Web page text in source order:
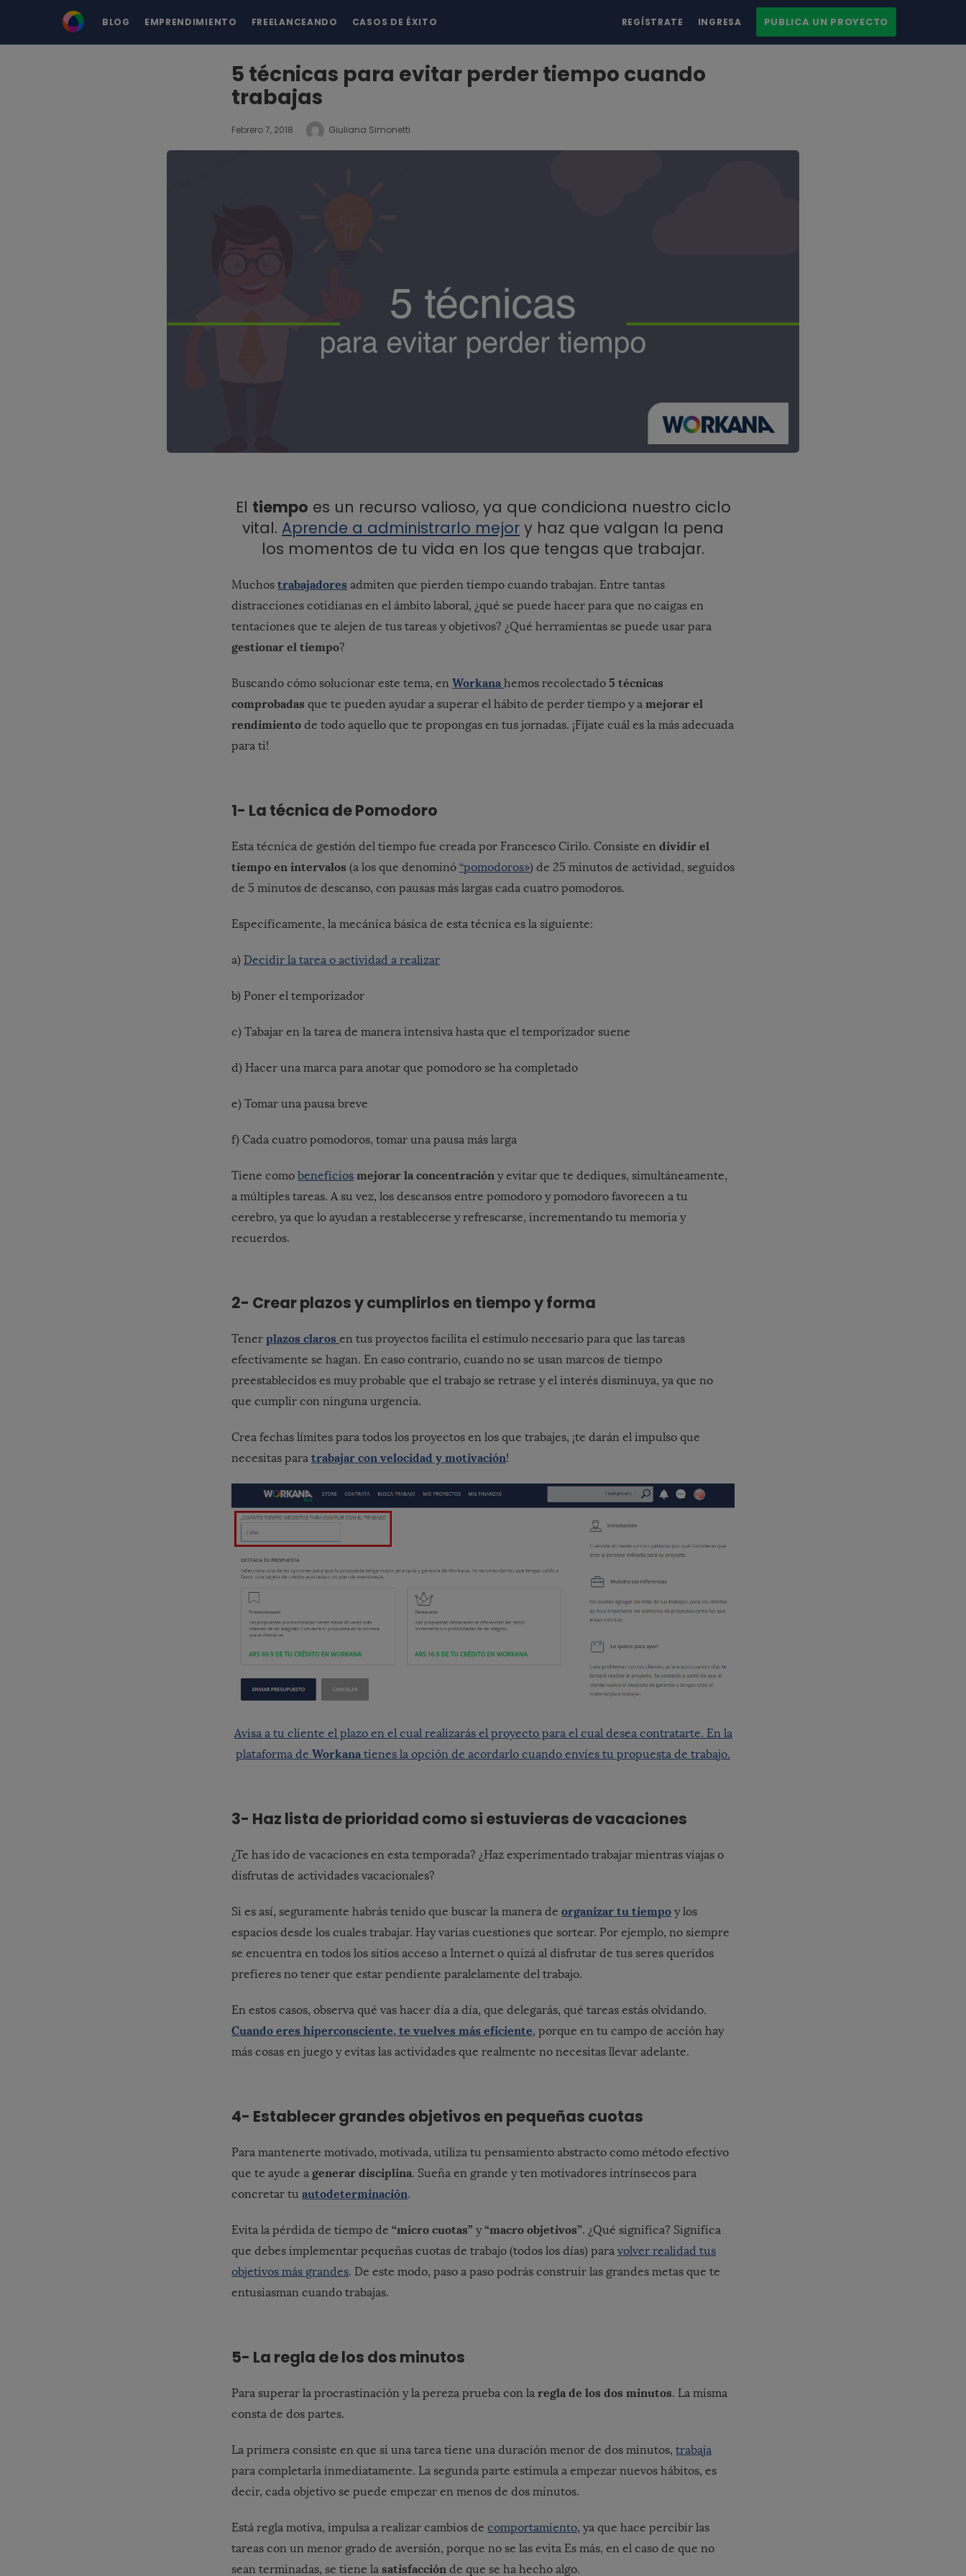
BLOG EMPRENDIMIENTO FREELANCEANDO CASOS DE ÉXITO REGÍSTRATE INGRESA PUBLICA UN PROYECTO
5 técnicas para evitar perder tiempo cuando
trabajas
Febrero 7, 2018 Giuliana Simonetti
El tiempo es un recurso valioso, ya que condiciona nuestro ciclo
vital. Aprende a administrarlo mejor y haz que valgan la pena
los momentos de tu vida en los que tengas que trabajar.
Muchos trabajadores admiten que pierden tiempo cuando trabajan. Entre tantas
distracciones cotidianas en el ámbito laboral, ¿qué se puede hacer para que no caigas en
tentaciones que te alejen de tus tareas y objetivos? ¿Qué herramientas se puede usar para
gestionar el tiempo?
Buscando cómo solucionar este tema, en Workana hemos recolectado 5 técnicas
comprobadas que te pueden ayudar a superar el hábito de perder tiempo y a mejorar el
rendimiento de todo aquello que te propongas en tus jornadas. ¡Fíjate cuál es la más adecuada
para ti!
1- La técnica de Pomodoro
Esta técnica de gestión del tiempo fue creada por Francesco Cirilo. Consiste en dividir el
tiempo en intervalos (a los que denominó “pomodoros») de 25 minutos de actividad, seguidos
de 5 minutos de descanso, con pausas más largas cada cuatro pomodoros.
Específicamente, la mecánica básica de esta técnica es la siguiente:
a) Decidir la tarea o actividad a realizar
b) Poner el temporizador
c) Tabajar en la tarea de manera intensiva hasta que el temporizador suene
d) Hacer una marca para anotar que pomodoro se ha completado
e) Tomar una pausa breve
f) Cada cuatro pomodoros, tomar una pausa más larga
Tiene como beneficios mejorar la concentración y evitar que te dediques, simultáneamente,
a múltiples tareas. A su vez, los descansos entre pomodoro y pomodoro favorecen a tu
cerebro, ya que lo ayudan a restablecerse y refrescarse, incrementando tu memoria y
recuerdos.
2- Crear plazos y cumplirlos en tiempo y forma
Tener plazos claros en tus proyectos facilita el estímulo necesario para que las tareas
efectivamente se hagan. En caso contrario, cuando no se usan marcos de tiempo
preestablecidos es muy probable que el trabajo se retrase y el interés disminuya, ya que no
que cumplir con ninguna urgencia.
Crea fechas límites para todos los proyectos en los que trabajes, ¡te darán el impulso que
necesitas para trabajar con velocidad y motivación!
Avisa a tu cliente el plazo en el cual realizarás el proyecto para el cual desea contratarte. En la
plataforma de Workana tienes la opción de acordarlo cuando envíes tu propuesta de trabajo.
3- Haz lista de prioridad como si estuvieras de vacaciones
¿Te has ido de vacaciones en esta temporada? ¿Haz experimentado trabajar mientras viajas o
disfrutas de actividades vacacionales?
Si es así, seguramente habrás tenido que buscar la manera de organizar tu tiempo y los
espacios desde los cuales trabajar. Hay varias cuestiones que sortear. Por ejemplo, no siempre
se encuentra en todos los sitios acceso a Internet o quizá al disfrutar de tus seres queridos
prefieres no tener que estar pendiente paralelamente del trabajo.
En estos casos, observa qué vas hacer día a día, que delegarás, qué tareas estás olvidando.
Cuando eres hiperconsciente, te vuelves más eficiente, porque en tu campo de acción hay
más cosas en juego y evitas las actividades que realmente no necesitas llevar adelante.
4- Establecer grandes objetivos en pequeñas cuotas
Para mantenerte motivado, motivada, utiliza tu pensamiento abstracto como método efectivo
que te ayude a generar disciplina. Sueña en grande y ten motivadores intrínsecos para
concretar tu autodeterminación.
Evita la pérdida de tiempo de “micro cuotas” y“macro objetivos”. ¿Qué significa? Significa
que debes implementar pequeñas cuotas de trabajo (todos los días) para volver realidad tus
objetivos más grandes. De este modo, paso a paso podrás construir las grandes metas que te
entusiasman cuando trabajas.
5- La regla de los dos minutos
Para superar la procrastinación y la pereza prueba con la regla de los dos minutos. La misma
consta de dos partes.
La primera consiste en que si una tarea tiene una duración menor de dos minutos, trabaja
para completarla inmediatamente. La segunda parte estimula a empezar nuevos hábitos, es
decir, cada objetivo se puede empezar en menos de dos minutos.
Está regla motiva, impulsa a realizar cambios de comportamiento, ya que hace percibir las
tareas con un menor grado de aversión, porque no se las evita Es más, en el caso de que no
sean terminadas, se tiene la satisfacción de que se ha hecho algo.